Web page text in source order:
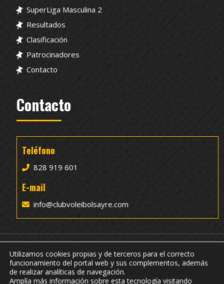
SuperLiga Masculina 2
Resultados
Clasificación
Patrocinadores
Contacto
Contacto
Teléfono
828 919 601
E-mail
info@clubvoleibolsayre.com
© 2022 CV Sayre Mayser Gran Canaria |Accesibilidad
Utilizamos cookies propias y de terceros para el correcto
funcionamiento del portal web y sus complementos, además
de realizar analíticas de navegación.
Amplía más información sobre esta tecnología visitando